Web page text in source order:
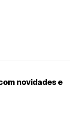
novidades e